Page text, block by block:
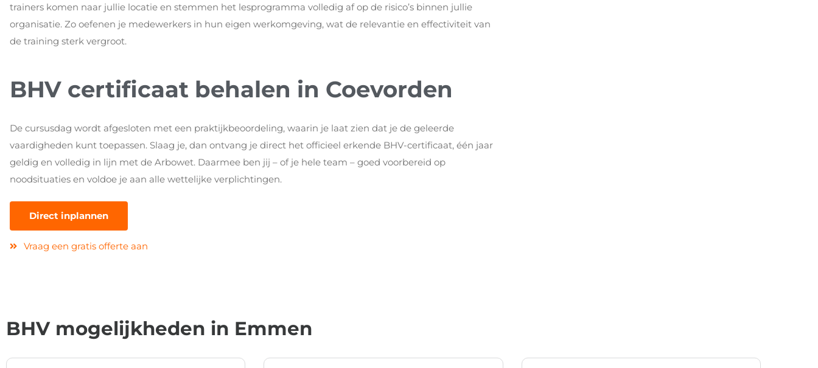
trainers komen naar jullie locatie en stemmen het lesprogramma volledig af op de risico’s binnen jullie
organisatie. Zo oefenen je medewerkers in hun eigen werkomgeving, wat de relevantie en effectiviteit van
de training sterk vergroot.
BHV certificaat behalen in Coevorden
De cursusdag wordt afgesloten met een praktijkbeoordeling, waarin je laat zien dat je de geleerde
vaardigheden kunt toepassen. Slaag je, dan ontvang je direct het officieel erkende BHV-certificaat, één jaar
geldig en volledig in lijn met de Arbowet. Daarmee ben jij – of je hele team – goed voorbereid op
noodsituaties en voldoe je aan alle wettelijke verplichtingen.
Direct inplannen
Vraag een gratis offerte aan
BHV mogelijkheden in Emmen